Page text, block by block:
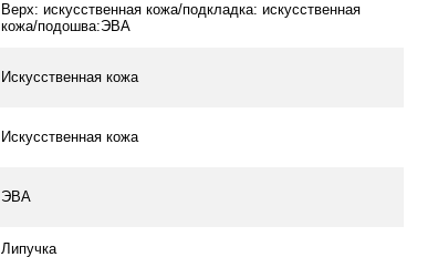
Верх: искусственная кожа/подкладка: искусственная
кожа/подошва:ЭВА
Искусственная кожа
Искусственная кожа
ЭВА
Липучка